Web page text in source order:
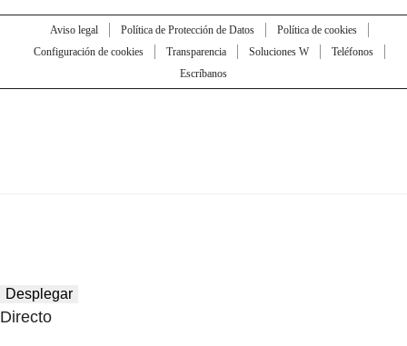
Aviso legal Política de Protección de Datos
Política de cookies
Configuración de cookies
Transparencia Soluciones W
Teléfonos
Escríbanos
Desplegar
Directo